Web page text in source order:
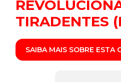
TIRADENTES
SAIBA MAIS SOBRE ESTA